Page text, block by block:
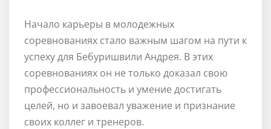
Начало карьеры в молодежных
соревнованиях стало важным шагом на пути к
успеху для Бебуришвили Андрея. В этих
соревнованиях он не только доказал свою
профессиональность и умение достигать
целей, но и завоевал уважение и признание
своих коллег и тренеров.